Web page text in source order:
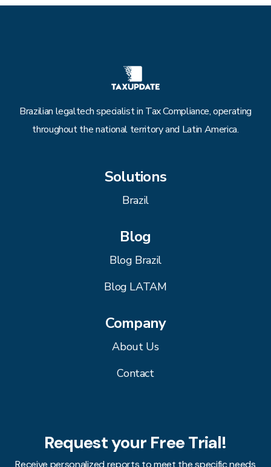
Brazilian legaltech specialist in Tax Compliance, operating
throughout the national territory and Latin America.
Solutions
Brazil
Blog
Blog Brazil
Blog LATAM
Company
About Us
Contact
Request your Free Trial!
Receive personalized reports to meet the specific needs